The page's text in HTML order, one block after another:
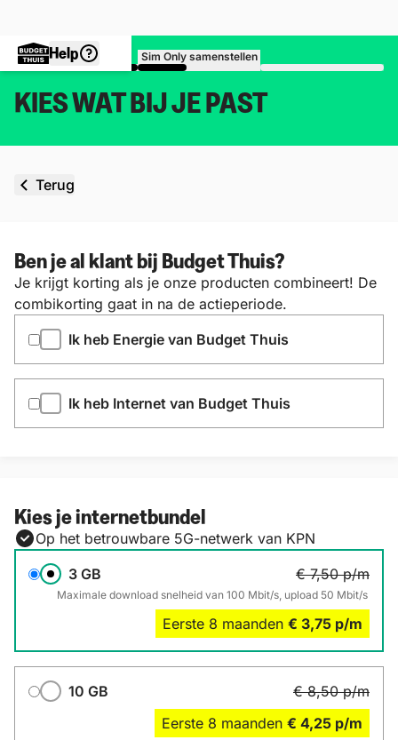
Help Sim Only samenstellen
KIES WAT BIJ JE PAST
Terug
Ben je al klant bij Budget Thuis?
Je krijgt korting als je onze producten combineert! De
combikorting gaat in na de actieperiode.
Ik heb Energie van Budget Thuis
Ik heb Internet van Budget Thuis
Kies je internetbundel
Op het betrouwbare 5G-netwerk van KPN
Databundel
3 GB
€ 7,50 p/m
Maximale download snelheid van 100 Mbit/s, upload 50 Mbit/s
Eerste 8 maanden € 3,75 p/m
10 GB € 8,50 p/m
Eerste 8 maanden € 4,25 p/m